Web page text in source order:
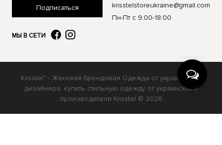
Подписаться
МЫ В СЕТИ
krisstelstoreukraine@gmail.com
Пн-Пт с 9:00-18:00
Krisstel™ - Женская Брендовая Одежда от украинского
дизайнера, купить стильную одежду от украинского
производителя Krisstel © 2026